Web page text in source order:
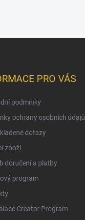
PRO VÁS
podmínky
ochrany osobních údajů
dotazy
zboží
doručení a platby
program
Creator Program